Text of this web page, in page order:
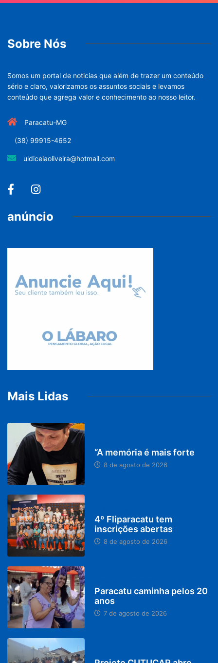
Sobre Nós
Somos um portal de noticias que além de trazer um conteúdo
sério e claro, valorizamos os assuntos sociais e levamos
conteúdo que agrega valor e conhecimento ao nosso leitor.
Paracatu-MG
(38) 99915-4652
uldiceiaoliveira@hotmail.com
anúncio
Mais Lidas
“A memória é mais forte
8 de agosto de 2026
4º Fliparacatu tem
inscrições abertas
8 de agosto de 2026
Paracatu caminha pelos 20
anos
7 de agosto de 2026